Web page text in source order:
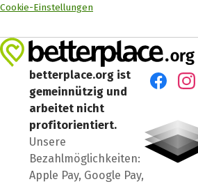
Cookie-Einstellungen
betterplace.org ist
gemeinnützig und
arbeitet nicht
profitorientiert.
Unsere
Bezahlmöglichkeiten:
Apple Pay, Google Pay,